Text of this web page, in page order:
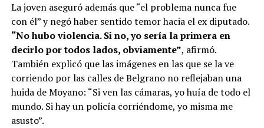
La joven aseguró además que “el problema nunca fue
con él” y negó haber sentido temor hacia el ex diputado.
“No hubo violencia. Si no, yo sería la primera en
decirlo por todos lados, obviamente”, afirmó.
También explicó que las imágenes en las que se la ve
corriendo por las calles de Belgrano no reflejaban una
huida de Moyano: “Si ven las cámaras, yo huía de todo el
mundo. Si hay un policía corriéndome, yo misma me
asusto”.